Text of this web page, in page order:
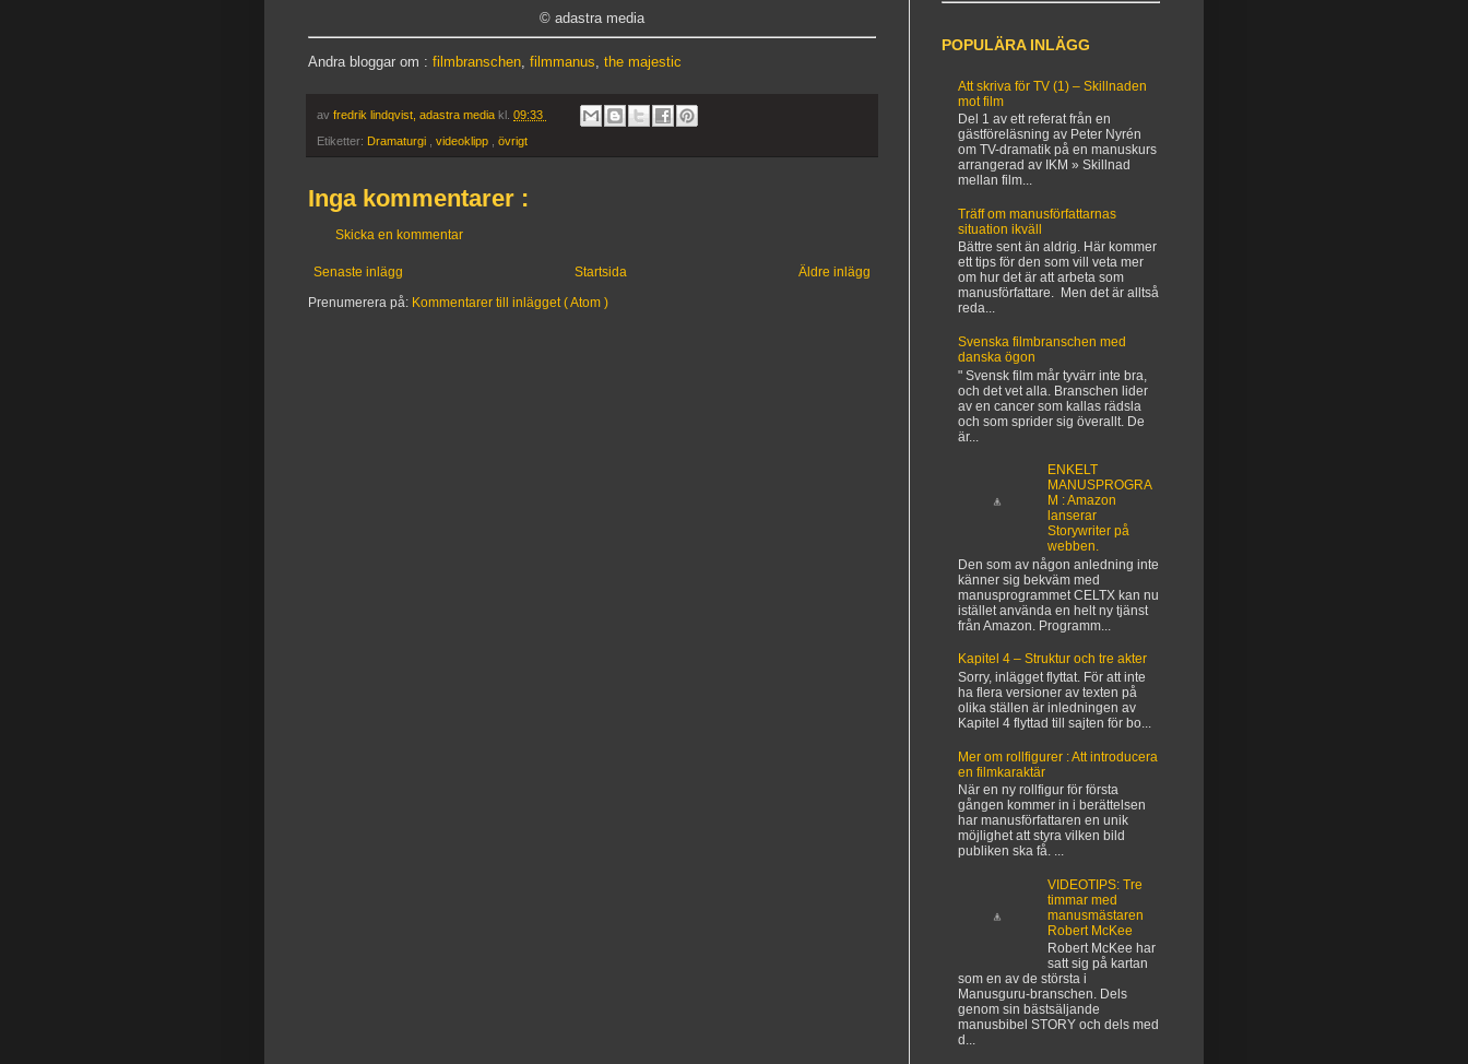
© adastra media
Andra bloggar om : filmbranschen filmmanus the majestic
av fredrik lindqvist, adastra media kl. 09:33
Etiketter: Dramaturgi videoklipp övrigt
Inga kommentarer :
Skicka en kommentar
Senaste inlägg Äldre inlägg
Startsida
Prenumerera på: Kommentarer till inlägget ( Atom )
POPULÄRA INLÄGG
Att skriva för TV (1) – Skillnaden
mot film
Del 1 av ett referat från en
gästföreläsning av Peter Nyrén
om TV-dramatik på en manuskurs
arrangerad av IKM » Skillnad
mellan film...
Träff om manusförfattarnas
situation ikväll
Bättre sent än aldrig. Här kommer
ett tips för den som vill veta mer
om hur det är att arbeta som
manusförfattare. Men det är alltså
reda...
Svenska filmbranschen med
danska ögon
" Svensk film mår tyvärr inte bra,
och det vet alla. Branschen lider
av en cancer som kallas rädsla
och som sprider sig överallt. De
är...
ENKELT
MANUSPROGRA
M : Amazon
lanserar
Storywriter på
webben.
Den som av någon anledning inte
känner sig bekväm med
manusprogrammet CELTX kan nu
istället använda en helt ny tjänst
från Amazon. Programm...
Kapitel 4 – Struktur och tre akter
Sorry, inlägget flyttat. För att inte
ha flera versioner av texten på
olika ställen är inledningen av
Kapitel 4 flyttad till sajten för bo...
Mer om rollfigurer : Att introducera
en filmkaraktär
När en ny rollfigur för första
gången kommer in i berättelsen
har manusförfattaren en unik
möjlighet att styra vilken bild
publiken ska få. ...
VIDEOTIPS: Tre
timmar med
manusmästaren
Robert McKee
Robert McKee har
satt sig på kartan
som en av de största i
Manusguru-branschen. Dels
genom sin bästsäljande
manusbibel STORY och dels med
d...